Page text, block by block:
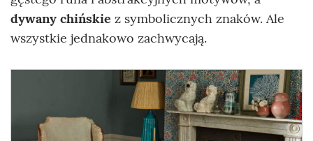
dywany chińskie z symbolicznych znaków. Ale
wszystkie jednakowo zachwycają.